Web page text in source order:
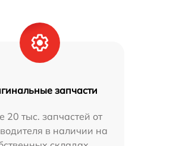
запчасти
20 тыс. запчастей от
в наличии на